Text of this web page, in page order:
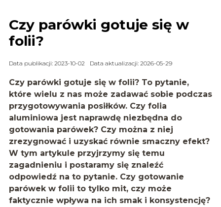
Czy parówki gotuje się w
folii?
Data publikacji: 2023-10-02 Data aktualizacji: 2026-05-29
Czy parówki gotuje się w folii?To pytanie,
które wielu z nas może zadawać sobie podczas
przygotowywania posiłków. Czy folia
aluminiowa jest naprawdę niezbędna do
gotowania parówek? Czy można z niej
zrezygnować i uzyskać równie smaczny efekt?
W tym artykule przyjrzymy się temu
zagadnieniu i postaramy się znaleźć
odpowiedź na to pytanie. Czy gotowanie
parówek w folii to tylko mit, czy może
faktycznie wpływa na ich smak i konsystencję?